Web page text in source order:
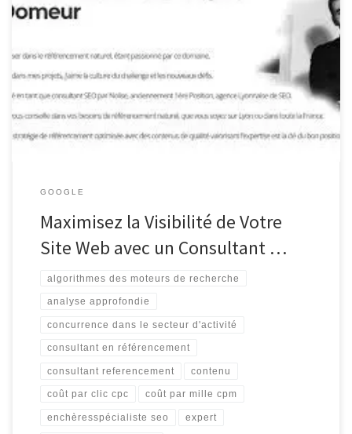
Consultant en Référencement : Maximisez la Visibilité de Votre
Site Web Consultant en Référencement : Maximisez la Visibilité de
Votre Site Web Le référencement est un élément crucial pour
toute entreprise cherchant à se démarquer en ligne. Avec des
millions de sites web en concurrence pour l’attention des
utilisateurs, il […]
GOOGLE
Maximisez la Visibilité de Votre
Site Web avec un Consultant …
algorithmes des moteurs de recherche
analyse approfondie
concurrence dans le secteur d'activité
consultant en référencement
consultant referencement contenu
coût par clic cpc coût par mille cpm
enchèresspécialiste seo expert